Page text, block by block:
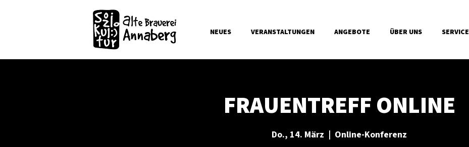
NEUES VERANSTALTUNGEN ANGEBOTE ÜBER UNS SERVICE
FRAUENTREFF ONLINE
Do., 14. März
Online-Konferenz